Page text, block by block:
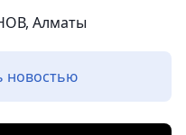
Алматы
новостью